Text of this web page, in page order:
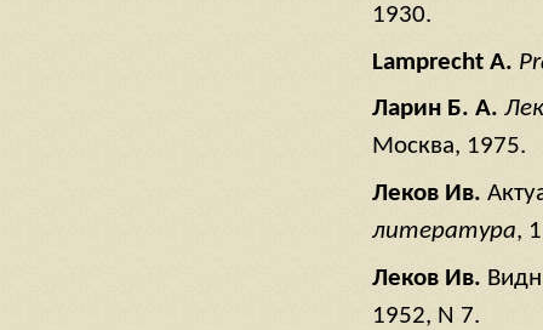
1930.
Lamprecht A.
Ларин Б. А.
Москва, 1975.
Леков Ив.
литература,
Леков Ив.
1952, N 7.